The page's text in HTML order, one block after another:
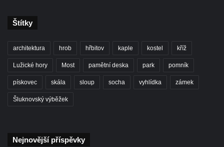
Zákupech
Kaple svatého Josefa u Zákup
Kostel svatých Fabiána a Šebestiána v
Kaple Krista v žaláři u kostela Nalezení
Štítky
architektura hrob hřbitov kaple kostel kříž
Lužické hory Most pamětní deska park pomník
pískovec skála sloup socha vyhlídka zámek
Šluknovský výběžek
Nejnovější příspěvky